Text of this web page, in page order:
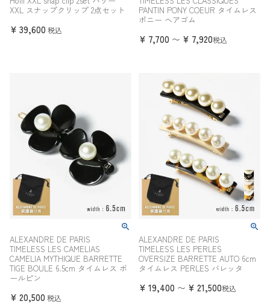
XXL スナップクリップ 2点セット
¥ 39,600 税込
PANTIN PONY COEUR タイムレス
ポニー ヘアゴム
¥ 7,700 〜 ¥ 7,920税込
ALEXANDRE DE PARIS
TIMELESS LES CAMELIAS
CAMELIA MYTHIQUE BARRETTE
TIGE BOULE 6.5cm タイムレス ボ
ールピン
¥ 20,500 税込
ALEXANDRE DE PARIS
TIMELESS LES PERLES
OVERSIZE BARRETTE AUTO 6cm
タイムレス PERLES バレッタ
¥ 19,400 〜 ¥ 21,500税込